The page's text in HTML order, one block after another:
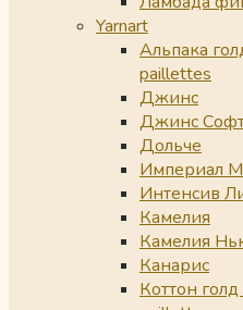
Yarnart
Альпака
paillettes
Джинс
Джинс
Дольче
Империал
Интенсив
Камелия
Камелия
Канарис
Коттон